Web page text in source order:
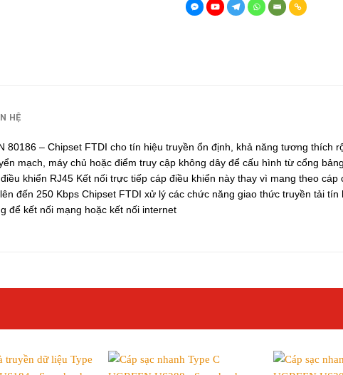
HỆ
80186 – Chipset FTDI cho tín hiệu truyền ổn định, khả năng tương thích
mạch, máy chủ hoặc điểm truy cập không dây để cấu hình từ cổng
khiển RJ45 Kết nối trực tiếp cáp điều khiển này thay vì mang theo
đến 250 Kbps Chipset FTDI xử lý các chức năng giao thức truyền tải
để kết nối mạng hoặc kết nối internet